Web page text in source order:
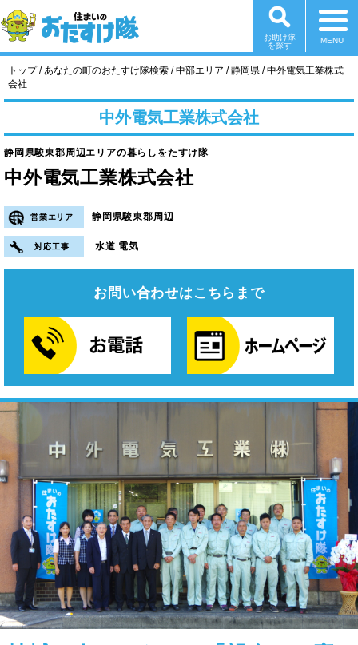
お助け隊
を探す
現
在
の
トップ/ あなたの町のおたすけ隊検索 /中部エリア /静岡県 /中外電気工業株式
会社
中外電気工業株式会社
静岡県駿東郡周辺エリアの暮らしをたすけ隊
中外電気工業株式会社
営業エリア 静岡県駿東郡周辺
対応工事 水道 電気
お問い合わせはこちらまで